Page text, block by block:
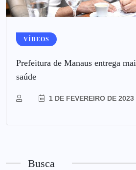
VÍDEOS
Prefeitura de Manaus entrega
saúde
1 DE FEVEREIRO DE 2023
Busca